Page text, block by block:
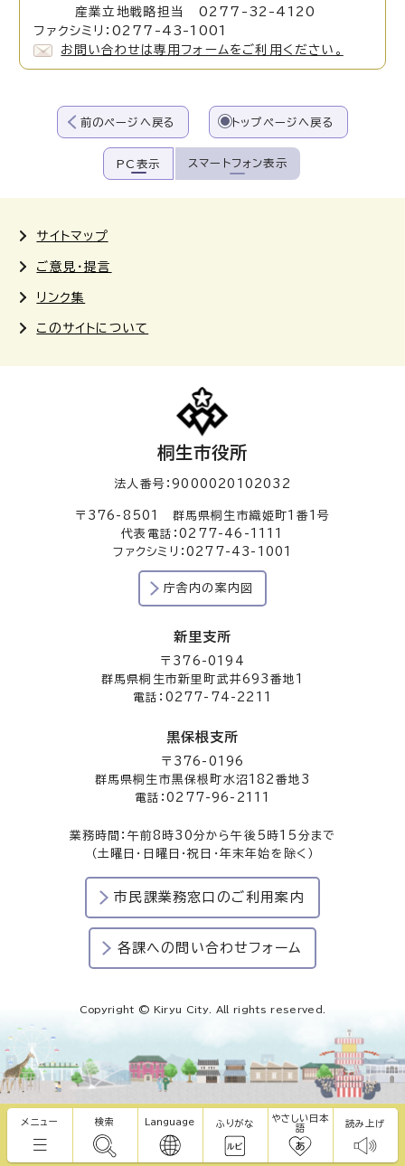
産業立地戦略担当 0277-32-4120
ファクシミリ：0277-43-1001
お問い合わせは専用フォームをご利用ください。
前のページへ戻る トップページへ戻る
PC表示 スマートフォン表示
メニュー 検索 Language ふりがな
やさしい日本
語
読み上げ
サイトマップ
ご意見・提言
リンク集
このサイトについて
桐生市役所
法人番号：9000020102032
〒376-8501 群馬県桐生市織姫町1番1号
代表電話：0277-46-1111
ファクシミリ：0277-43-1001
庁舎内の案内図
新里支所
〒376-0194
群馬県桐生市新里町武井693番地1
電話：0277-74-2211
黒保根支所
〒376-0196
群馬県桐生市黒保根町水沼182番地3
電話：0277-96-2111
業務時間：午前8時30分から午後5時15分まで
（土曜日・日曜日・祝日・年末年始を除く）
市民課業務窓口のご利用案内
各課への問い合わせフォーム
Copyright © Kiryu City. All rights reserved.